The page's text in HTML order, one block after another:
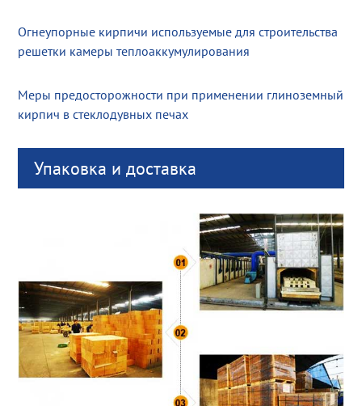
Огнеупорные кирпичи используемые для строительства
решетки камеры теплоаккумулирования
Меры предосторожности при применении глиноземный
кирпич в стеклодувных печах
Упаковка и доставка